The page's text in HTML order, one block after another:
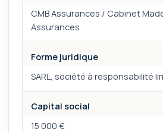
CMB Assurances / Cabinet
Assurances
Forme juridique
SARL, société à responsabilité
Capital social
15 000 €